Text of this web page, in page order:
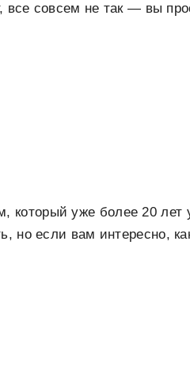
все совсем не так — вы
который уже более 20 лет
но если вам интересно,